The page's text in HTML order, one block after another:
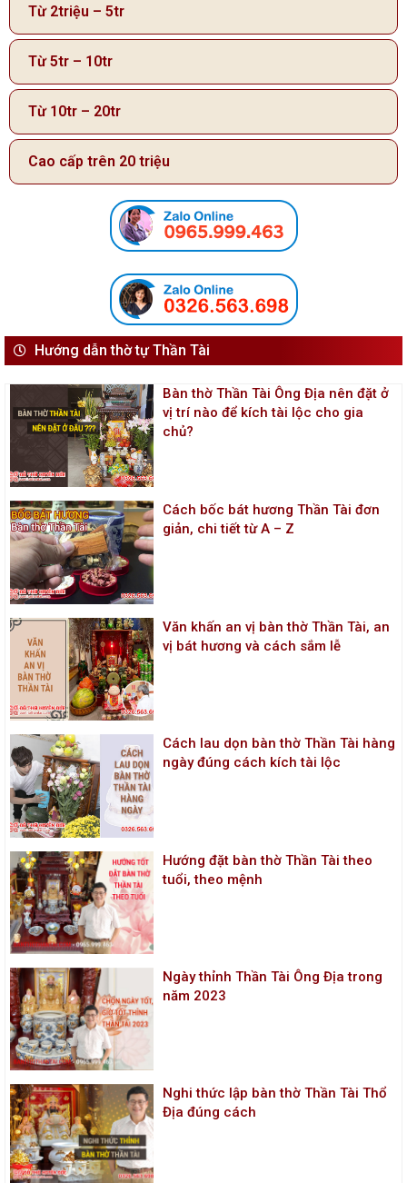
Từ 2triệu – 5tr
Từ 5tr – 10tr
Từ 10tr – 20tr
Cao cấp trên 20 triệu
Hướng dẫn thờ tự Thần Tài
Bàn thờ Thần Tài Ông Địa nên đặt ở
vị trí nào để kích tài lộc cho gia
chủ?
Cách bốc bát hương Thần Tài đơn
giản, chi tiết từ A – Z
Văn khấn an vị bàn thờ Thần Tài, an
vị bát hương và cách sắm lễ
Cách lau dọn bàn thờ Thần Tài hàng
ngày đúng cách kích tài lộc
Hướng đặt bàn thờ Thần Tài theo
tuổi, theo mệnh
Ngày thỉnh Thần Tài Ông Địa trong
năm 2023
Nghi thức lập bàn thờ Thần Tài Thổ
Địa đúng cách